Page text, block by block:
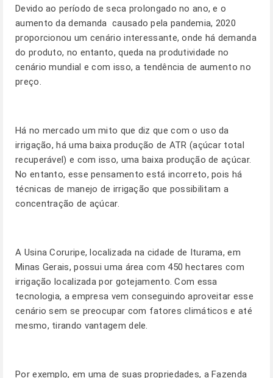
Devido ao período de seca prolongado no ano, e o
aumento da demanda causado pela pandemia, 2020
proporcionou um cenário interessante, onde há demanda
do produto, no entanto, queda na produtividade no
cenário mundial e com isso, a tendência de aumento no
preço.
Há no mercado um mito que diz que com o uso da
irrigação, há uma baixa produção de ATR (açúcar total
recuperável) e com isso, uma baixa produção de açúcar.
No entanto, esse pensamento está incorreto, pois há
técnicas de manejo de irrigação que possibilitam a
concentração de açúcar.
A Usina Coruripe, localizada na cidade de Iturama, em
Minas Gerais, possui uma área com 450 hectares com
irrigação localizada por gotejamento. Com essa
tecnologia, a empresa vem conseguindo aproveitar esse
cenário sem se preocupar com fatores climáticos e até
mesmo, tirando vantagem dele.
Por exemplo, em uma de suas propriedades, a Fazenda